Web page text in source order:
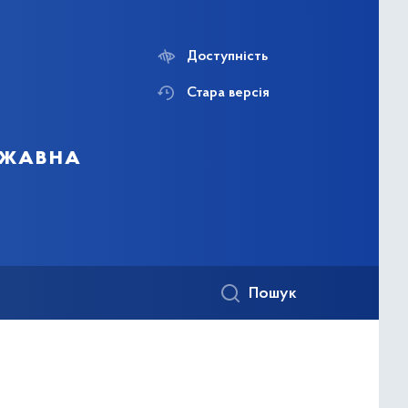
Доступність
Стара версія
Пошук